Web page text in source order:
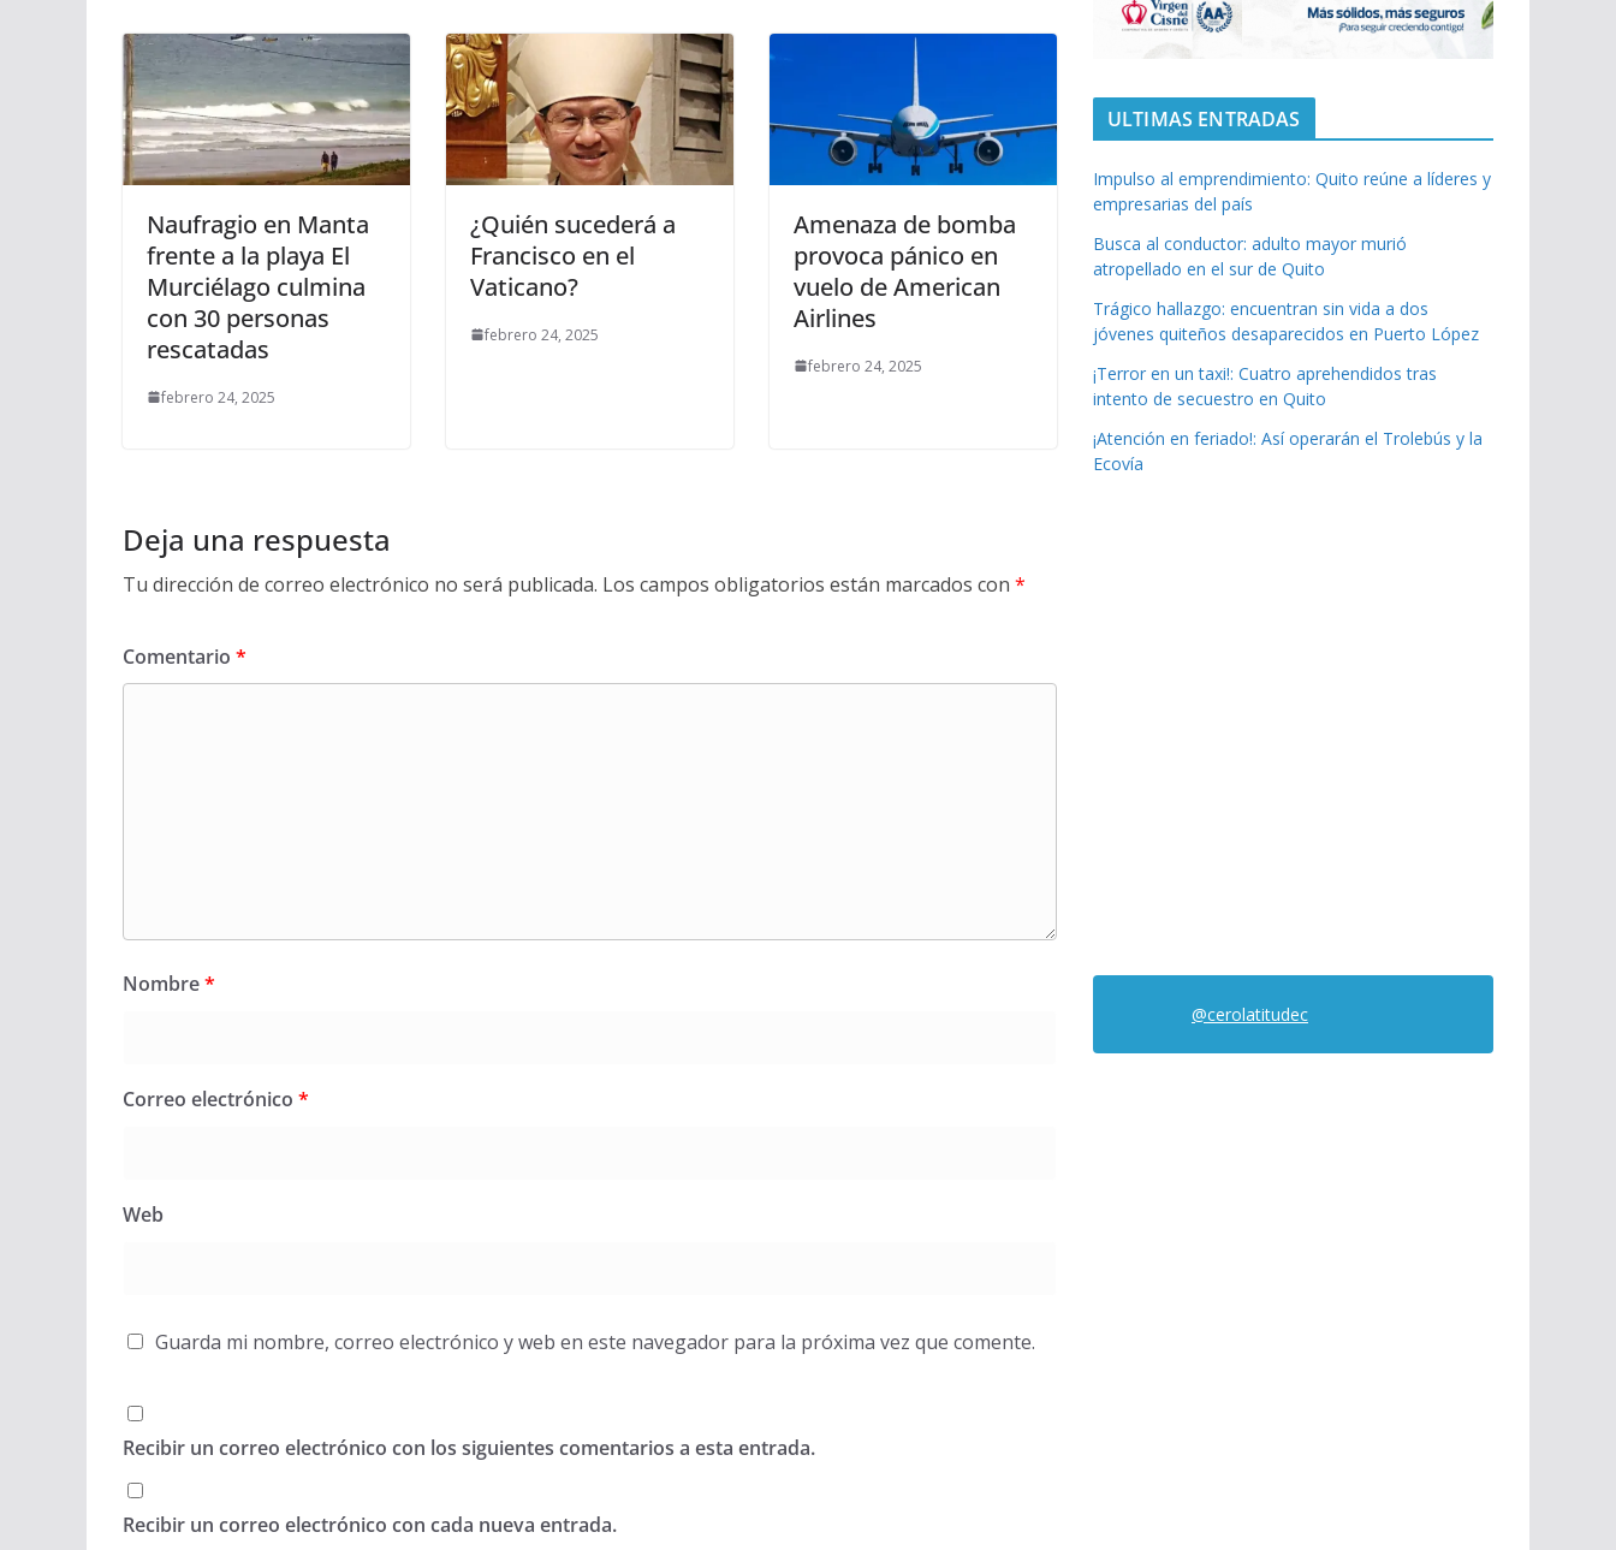
Naufragio en Manta
frente a la playa El
Murciélago culmina
con 30 personas
rescatadas
febrero 24, 2025
¿Quién sucederá a
Francisco en el
Vaticano?
febrero 24, 2025
Amenaza de bomba
provoca pánico en
vuelo de American
Airlines
febrero 24, 2025
Deja una respuesta
Tu dirección de correo electrónico no será publicada. Los campos obligatorios están marcados con *
Comentario *
Nombre*
Correo electrónico *
Web
Guarda mi nombre, correo electrónico y web en este navegador para la próxima vez que comente.
Recibir un correo electrónico con los siguientes comentarios a esta entrada.
Recibir un correo electrónico con cada nueva entrada.
ULTIMAS ENTRADAS
Impulso al emprendimiento: Quito reúne a líderes y
empresarias del país
Busca al conductor: adulto mayor murió
atropellado en el sur de Quito
Trágico hallazgo: encuentran sin vida a dos
jóvenes quiteños desaparecidos en Puerto López
¡Terror en un taxi!: Cuatro aprehendidos tras
intento de secuestro en Quito
¡Atención en feriado!: Así operarán el Trolebús y la
Ecovía
@cerolatitudec